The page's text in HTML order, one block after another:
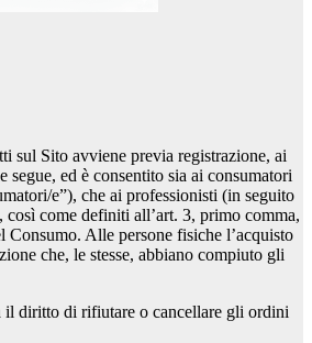
sul Sito avviene previa registrazione, ai
segue, ed è consentito sia ai consumatori
e”), che ai professionisti (in seguito
così come definiti all’art. 3, primo comma,
Consumo. Alle persone fisiche l’acquisto
che, le stesse, abbiano compiuto gli
il diritto di rifiutare o cancellare gli ordini